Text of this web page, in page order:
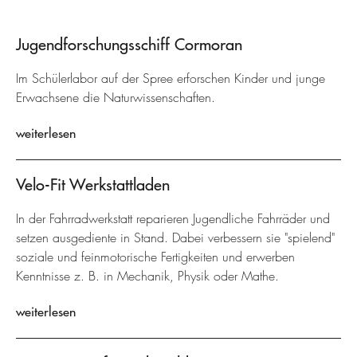
Jugendforschungsschiff Cormoran
Im Schülerlabor auf der Spree erforschen Kinder und junge
Erwachsene die Naturwissenschaften.
weiterlesen
Velo-Fit Werkstattladen
In der Fahrradwerkstatt reparieren Jugendliche Fahrräder und
setzen ausgediente in Stand. Dabei verbessern sie "spielend"
soziale und feinmotorische Fertigkeiten und erwerben
Kenntnisse z. B. in Mechanik, Physik oder Mathe.
weiterlesen